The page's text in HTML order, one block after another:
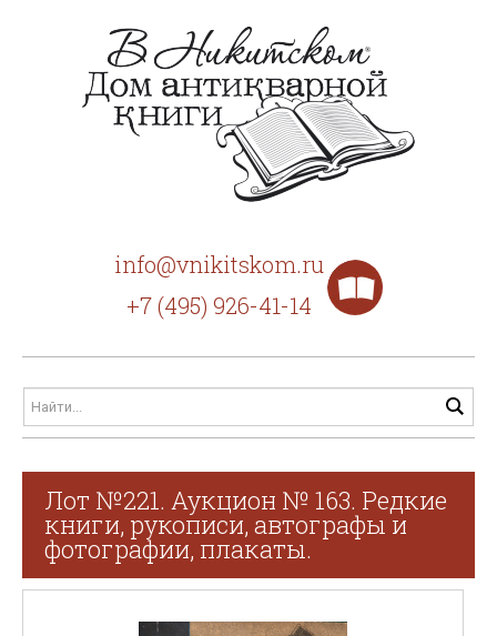
info@vnikitskom.ru
+7 (495) 926-41-14
Лот №221. Аукцион № 163. Редкие
книги, рукописи, автографы и
фотографии, плакаты.